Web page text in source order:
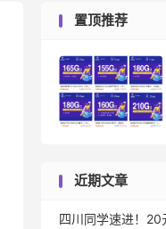
置顶推荐
近期文章
四川同学速进！